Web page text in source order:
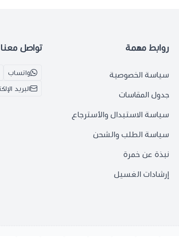
روابط مهمة
سياسة الخصوصية
جدول المقاسات
سياسة الاستبدال والأسترجاع
سياسة الطلب والشحن
نبذة عن خمرة
إرشادات الغسيل
تواصل معنا
واتساب
البريد